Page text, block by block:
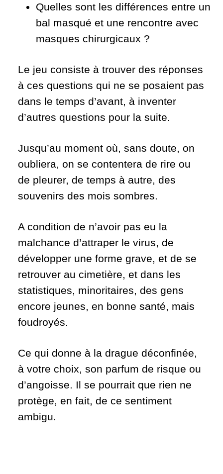
Quelles sont les différences entre un
bal masqué et une rencontre avec
masques chirurgicaux ?
Le jeu consiste à trouver des réponses
à ces questions qui ne se posaient pas
dans le temps d’avant, à inventer
d’autres questions pour la suite.
Jusqu’au moment où, sans doute, on
oubliera, on se contentera de rire ou
de pleurer, de temps à autre, des
souvenirs des mois sombres.
A condition de n’avoir pas eu la
malchance d’attraper le virus, de
développer une forme grave, et de se
retrouver au cimetière, et dans les
statistiques, minoritaires, des gens
encore jeunes, en bonne santé, mais
foudroyés.
Ce qui donne à la drague déconfinée,
à votre choix, son parfum de risque ou
d’angoisse. Il se pourrait que rien ne
protège, en fait, de ce sentiment
ambigu.